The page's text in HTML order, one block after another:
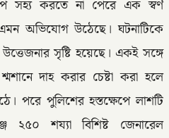
সহ্য করতে না পেরে এক স্বর্ণ
অভিযোগ উঠেছে। ঘটনাটিকে
সৃষ্টি হয়েছে। একই সঙ্গে
দাহ করার চেষ্টা করা হলে
পরে পুলিশের হস্তক্ষেপে লাশটি
২৫০ শয্যা বিশিষ্ট জেনারেল